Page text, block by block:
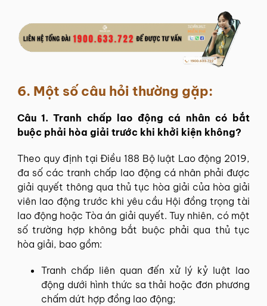
6. Một số câu hỏi thường gặp:
Câu 1. Tranh chấp lao động cá nhân có bắt
buộc phải hòa giải trước khi khởi kiện không?
Theo quy định tại Điều 188 Bộ luật Lao động 2019,
đa số các tranh chấp lao động cá nhân phải được
giải quyết thông qua thủ tục hòa giải của hòa giải
viên lao động trước khi yêu cầu Hội đồng trọng tài
lao động hoặc Tòa án giải quyết. Tuy nhiên, có một
số trường hợp không bắt buộc phải qua thủ tục
hòa giải, bao gồm:
Tranh chấp liên quan đến xử lý kỷ luật lao
động dưới hình thức sa thải hoặc đơn phương
chấm dứt hợp đồng lao động;